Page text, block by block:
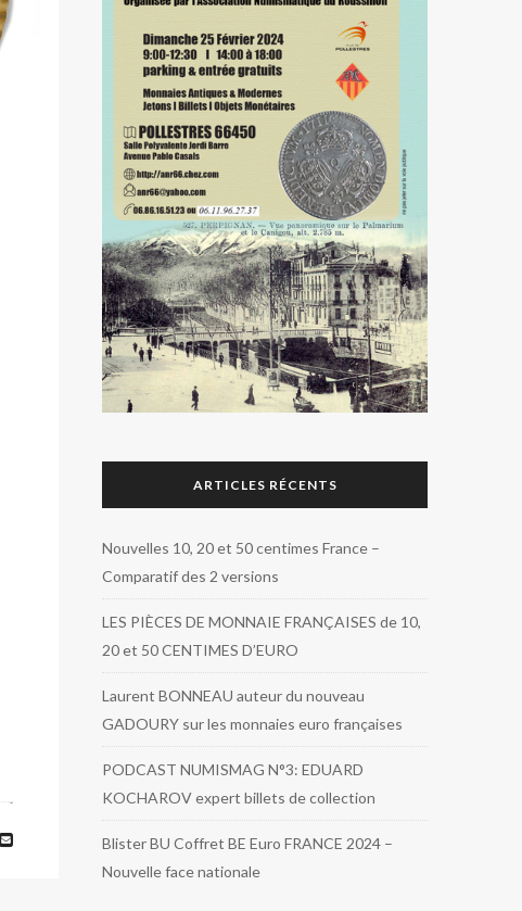
ARTICLES RÉCENTS
Nouvelles 10, 20 et 50 centimes France –
Comparatif des 2 versions
LES PIÈCES DE MONNAIE FRANÇAISES de 10,
20 et 50 CENTIMES D’EURO
Laurent BONNEAU auteur du nouveau
GADOURY sur les monnaies euro françaises
PODCAST NUMISMAG N°3: EDUARD
KOCHAROV expert billets de collection
Blister BU Coffret BE Euro FRANCE 2024 –
Nouvelle face nationale